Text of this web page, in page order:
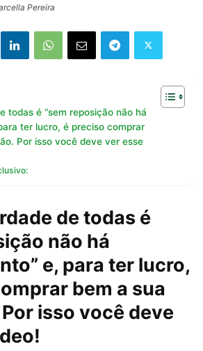
Pereira
todas é “sem reposição não há
ter lucro, é preciso comprar
Por isso você deve ver esse
de todas é
não há
e, para ter lucro,
bem a sua
isso você deve